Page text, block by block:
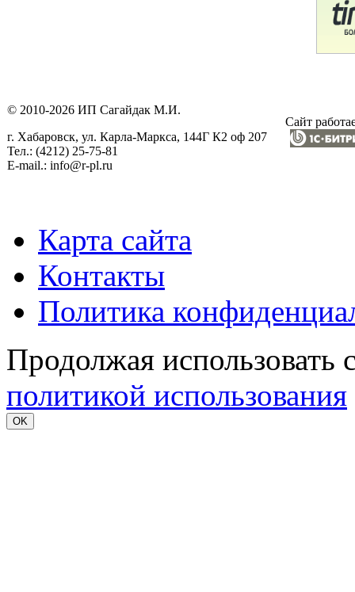
© 2010-2026 ИП Сагайдак М.И.
г. Хабаровск, ул. Карла-Маркса, 144Г К2 оф 207
Тел.: (4212) 25-75-81
E-mail.: info@r-pl.ru
Сайт
Карта сайта
Контакты
Политика
Продолжая использовать
политикой использования
OK